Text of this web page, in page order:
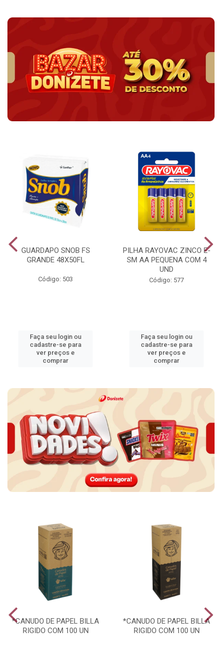
GUARDAPO SNOB FS
GRANDE 48X50FL
Código: 503
Faça seu login ou
cadastre-se para
ver preços e
comprar
PILHA RAYOVAC ZINCO E-
SM AA PEQUENA COM 4
UND
Código: 577
Faça seu login ou
cadastre-se para
ver preços e
comprar
*CANUDO DE PAPEL BILLA
RIGIDO COM 100 UN
*CANUDO DE PAPEL BILLA
RIGIDO COM 100 UN